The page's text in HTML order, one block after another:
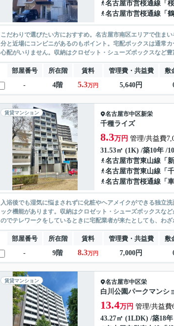
名古屋市営桜通線 「
名古屋市営桜通線 「
こだわりで選びたい方におすすめ。名古屋市南区エリアで住ま
分と近場にコンビニがあるのもポイント。宅配ボックスは通常
心配がいりません。収納はクロゼット・シューズボックスなど
部屋番号 所在階 賃料 管理費・共益費 敷
-
4階 5.3万円 5,640円
賃貸マンション 名古屋市中区新栄
千種ライズ
8.3万円 管理/共益費
31.53㎡ (1K) /築10年 /
名古屋市営東山線 「
名古屋市営東山線 「
名古屋市営桜通線 「
入浴後でも湿気に悩まされずに化粧やヘアメイクができる独立
ック機能があります。収納はクロゼット・シューズボックスな
のでテレワークをしているときに宅配業者が来たとしても、わ
部屋番号 所在階 賃料 管理費・共益費 敷
-
9階 8.3万円 7,000円
賃貸マンション 名古屋市中区栄
白川公園パークマンシ
13.4万円 管理/共益費
43.27㎡ (1LDK) /築18